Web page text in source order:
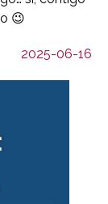
😉
2025-06-16